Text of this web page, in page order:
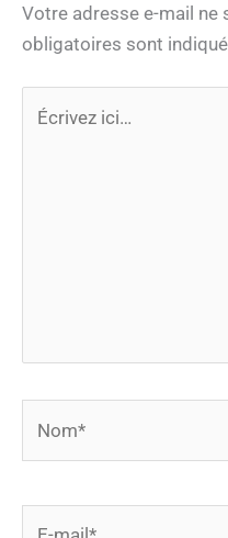
Votre adresse e-mail ne
obligatoires sont